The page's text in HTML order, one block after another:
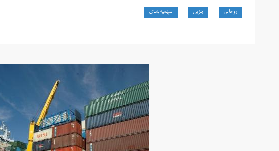
روحانی بنزین سهمیه‌بندی